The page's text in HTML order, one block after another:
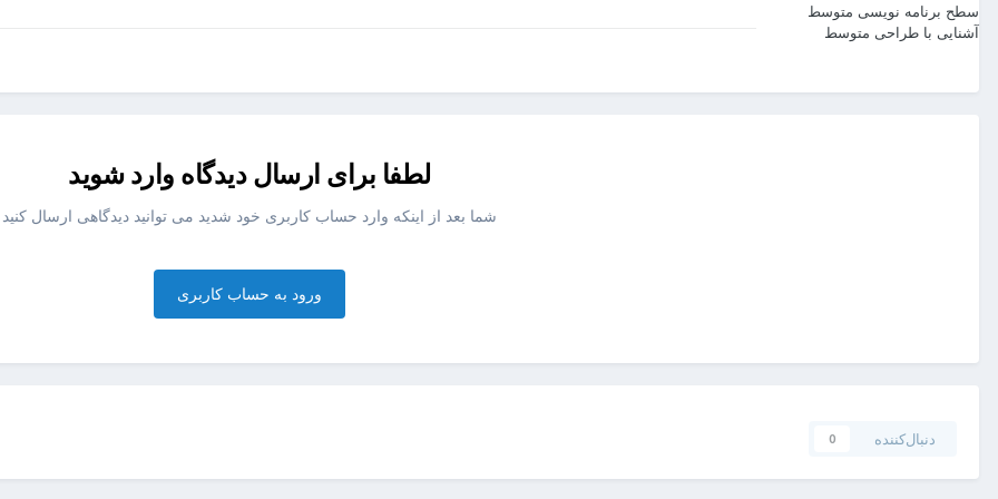
سطح برنامه نویسی متوسط
آشنایی با طراحی متوسط
لطفا برای ارسال دیدگاه وارد شوید
شما بعد از اینکه وارد حساب کاربری خود شدید می توانید دیدگاهی ارسال کنید
ورود به حساب کاربری
دنبال‌کننده 0